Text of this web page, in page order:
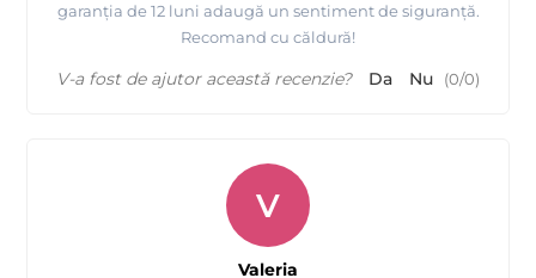
garanția de 12 luni adaugă un sentiment de siguranță.
Recomand cu căldură!
V-a fost de ajutor această recenzie? Da Nu (0/0)
V
Valeria